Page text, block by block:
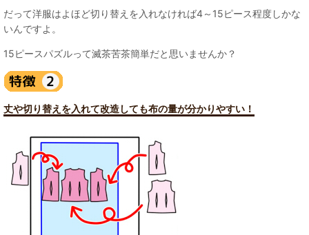
だって洋服はよほど切り替えを入れなければ4～15ピース程度しかな
いんですよ。
15ピースパズルって滅茶苦茶簡単だと思いませんか？
丈や切り替えを入れて改造しても布の量が分かりやすい！